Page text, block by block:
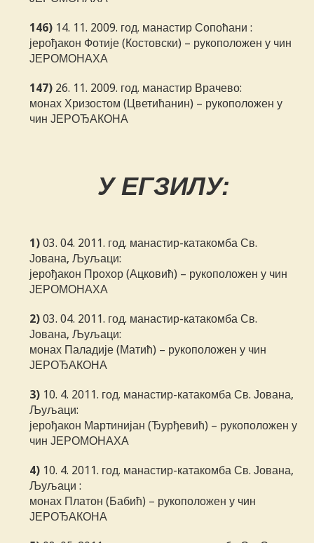
146) 14. 11. 2009. год. манастир Сопоћани :
јерођакон Фотије (Костовски) – рукоположен у чин
ЈЕРОМОНАХА
147) 26. 11. 2009. год. манастир Врачево:
монах Хризостом (Цветићанин) – рукоположен у
чин ЈЕРОЂАКОНА
У ЕГЗИЛУ:
1) 03. 04. 2011. год. манастир-катакомба Св.
Јована, Љуљаци:
јерођакон Прохор (Ацковић) – рукоположен у чин
ЈЕРОМОНАХА
2) 03. 04. 2011. год. манастир-катакомба Св.
Јована, Љуљаци:
монах Паладије (Матић) – рукоположен у чин
ЈЕРОЂАКОНА
3) 10. 4. 2011. год. манастир-катакомба Св. Јована,
Љуљаци:
јерођакон Мартинијан (Ђурђевић) – рукоположен у
чин ЈЕРОМОНАХА
4) 10. 4. 2011. год. манастир-катакомба Св. Јована,
Љуљаци :
монах Платон (Бабић) – рукоположен у чин
ЈЕРОЂАКОНА